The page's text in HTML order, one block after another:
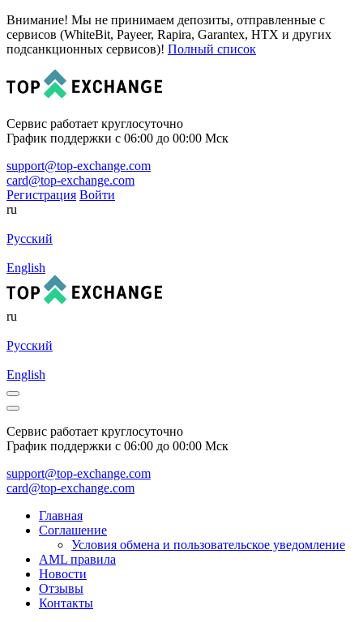
Внимание! Мы не принимаем депозиты, отправленные с
сервисов (WhiteBit, Payeer, Rapira, Garantex, HTX и других
подсанкционных сервисов)! Полный список
Сервис работает круглосуточно
График поддержки с 06:00 до 00:00 Мск
support@top-exchange.com
card@top-exchange.com
Регистрация Войти
ru
Русский
English
ru
Русский
English
Сервис работает круглосуточно
График поддержки с 06:00 до 00:00 Мск
support@top-exchange.com
card@top-exchange.com
Главная
Соглашение
Условия обмена и пользовательское уведомление
AML правила
Новости
Отзывы
Контакты